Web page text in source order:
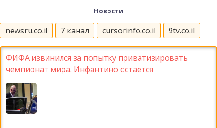
Новости
newsru.co.il 7 канал cursorinfo.co.il 9tv.co.il
ФИФА извинился за попытку приватизировать
чемпионат мира. Инфантино остается